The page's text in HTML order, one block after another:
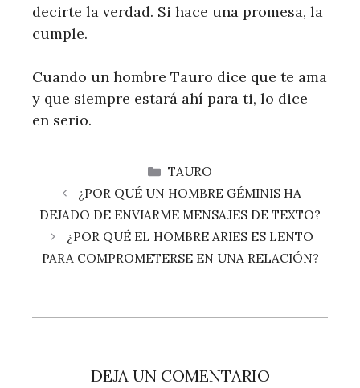
decirte la verdad. Si hace una promesa, la
cumple.
Cuando un hombre Tauro dice que te ama
y que siempre estará ahí para ti, lo dice
en serio.
CATEGORÍAS
TAURO
¿POR QUÉ UN HOMBRE GÉMINIS HA
DEJADO DE ENVIARME MENSAJES DE TEXTO?
¿POR QUÉ EL HOMBRE ARIES ES LENTO
PARA COMPROMETERSE EN UNA RELACIÓN?
DEJA UN COMENTARIO